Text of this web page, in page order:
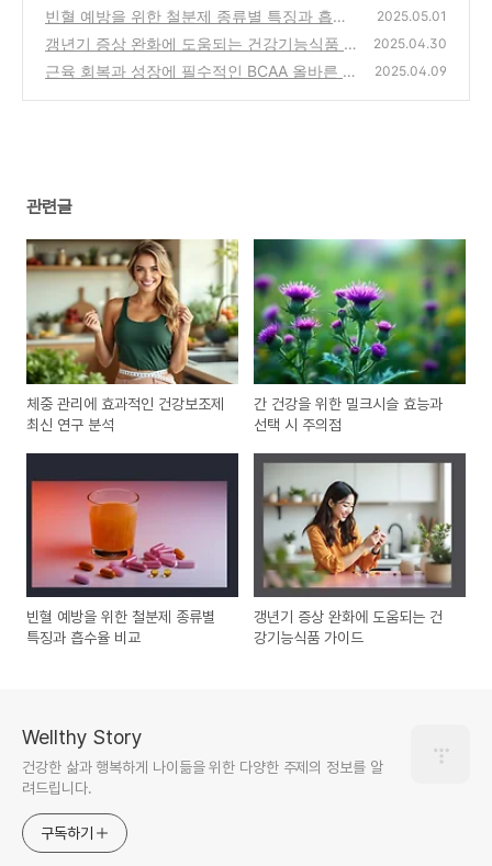
점
(0)
빈혈 예방을 위한 철분제 종류별 특징과 흡수
율 비교
(0)
2025.05.01
갱년기 증상 완화에 도움되는 건강기능식품 가
이드
(0)
2025.04.30
근육 회복과 성장에 필수적인 BCAA 올바른 선
2025.04.09
관련글
체중 관리에 효과적인 건강보조제
최신 연구 분석
간 건강을 위한 밀크시슬 효능과
선택 시 주의점
빈혈 예방을 위한 철분제 종류별
특징과 흡수율 비교
갱년기 증상 완화에 도움되는 건
강기능식품 가이드
Wellthy Story
건강한 삶과 행복하게 나이듦을 위한 다양한 주제의 정보를 알
려드립니다.
구독하기